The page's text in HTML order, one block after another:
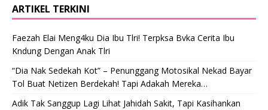
ARTIKEL TERKINI
Faezah Elai Meng4ku Dia Ibu Tlri! Terpksa Bvka Cerita Ibu
Kndung Dengan Anak Tlri
“Dia Nak Sedekah Kot” – Penunggang Motosikal Nekad Bayar
Tol Buat Netizen Berdekah! Tapi Adakah Mereka…
Adik Tak Sanggup Lagi Lihat Jahidah Sakit, Tapi Kasihankan